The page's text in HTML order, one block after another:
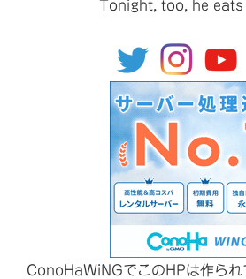
Tonight, too, he eats
ConoHaWiNGでこのHPは作られ